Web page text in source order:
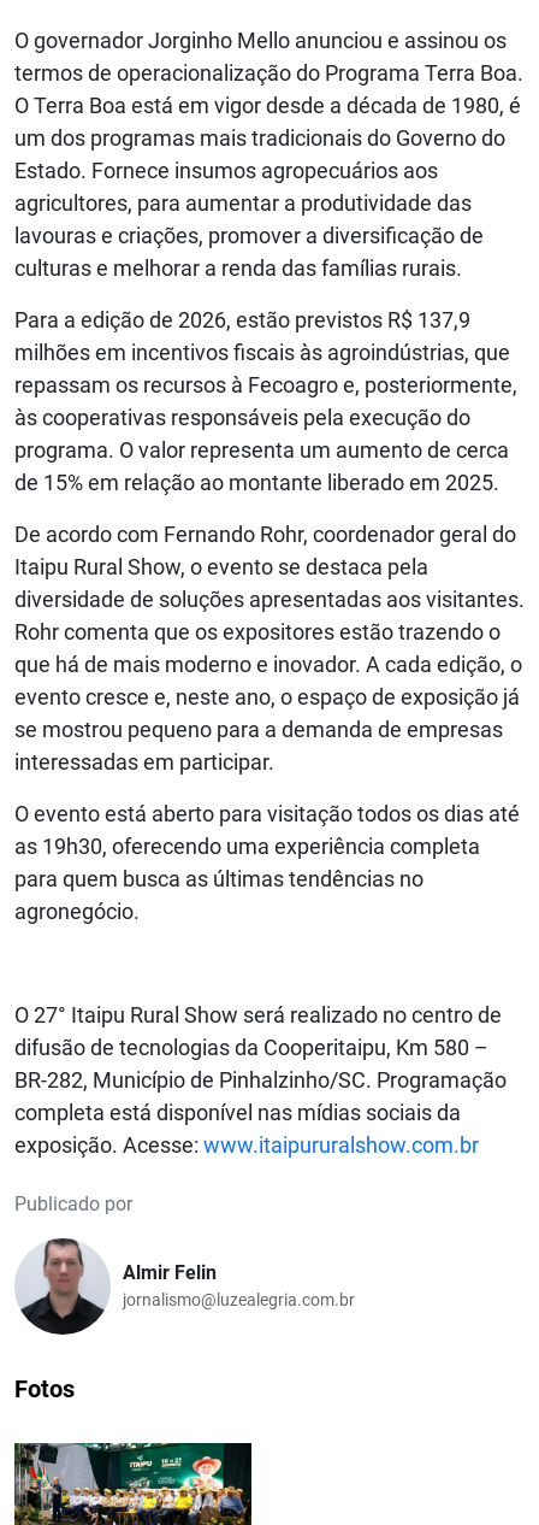
O governador Jorginho Mello anunciou e assinou os
termos de operacionalização do Programa Terra Boa.
O Terra Boa está em vigor desde a década de 1980, é
um dos programas mais tradicionais do Governo do
Estado. Fornece insumos agropecuários aos
agricultores, para aumentar a produtividade das
lavouras e criações, promover a diversificação de
culturas e melhorar a renda das famílias rurais.
Para a edição de 2026, estão previstos R$ 137,9
milhões em incentivos fiscais às agroindústrias, que
repassam os recursos à Fecoagro e, posteriormente,
às cooperativas responsáveis pela execução do
programa. O valor representa um aumento de cerca
de 15% em relação ao montante liberado em 2025.
De acordo com Fernando Rohr, coordenador geral do
Itaipu Rural Show, o evento se destaca pela
diversidade de soluções apresentadas aos visitantes.
Rohr comenta que os expositores estão trazendo o
que há de mais moderno e inovador. A cada edição, o
evento cresce e, neste ano, o espaço de exposição já
se mostrou pequeno para a demanda de empresas
interessadas em participar.
O evento está aberto para visitação todos os dias até
as 19h30, oferecendo uma experiência completa
para quem busca as últimas tendências no
agronegócio.
O 27° Itaipu Rural Show será realizado no centro de
difusão de tecnologias da Cooperitaipu, Km 580 –
BR-282, Município de Pinhalzinho/SC. Programação
completa está disponível nas mídias sociais da
exposição. Acesse: www.itaipururalshow.com.br
Publicado por
Almir Felin
jornalismo@luzealegria.com.br
Fotos